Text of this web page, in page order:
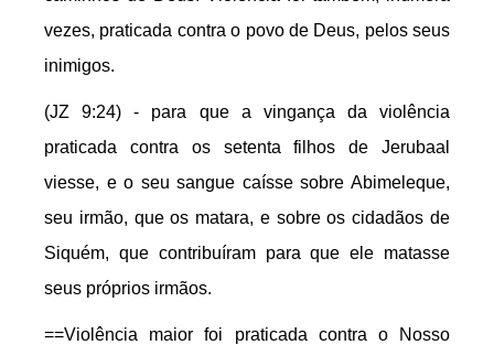
vezes, praticada contra o povo de Deus, pelos seus
inimigos.
(JZ 9:24) - para que a vingança da violência
praticada contra os setenta filhos de Jerubaal
viesse, e o seu sangue caísse sobre Abimeleque,
seu irmão, que os matara, e sobre os cidadãos de
Siquém, que contribuíram para que ele matasse
seus próprios irmãos.
==Violência maior foi praticada contra o Nosso